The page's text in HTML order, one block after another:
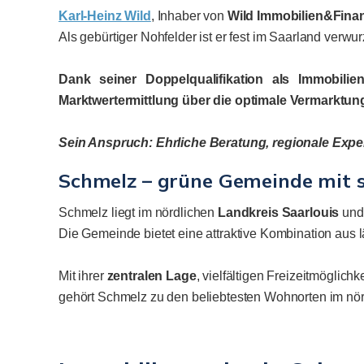
Karl-Heinz Wild , Inhaber von Wild
Als gebürtiger Nohfelder ist er fest im Saarland
Dank seiner Doppelqualifikation als
Marktwertermittlung über die optimale
Sein Anspruch: Ehrliche Beratung, regionale
Schmelz – grüne Gemeinde
Schmelz liegt im nördlichen Landkreis Saarlouis
Die Gemeinde bietet eine attraktive Kombination aus
Mit ihrer zentralen Lage, vielfältigen
gehört Schmelz zu den beliebtesten Wohnorten im